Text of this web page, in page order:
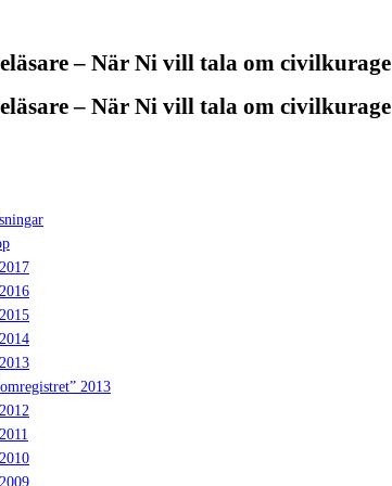
– När Ni vill tala om civilkurage
– När Ni vill tala om civilkurage
2013